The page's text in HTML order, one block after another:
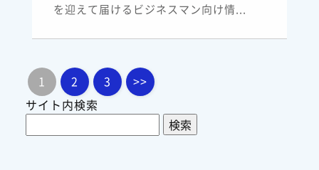
を迎えて届けるビジネスマン向け情...
1 2 3
>>
サイト内検索
索: